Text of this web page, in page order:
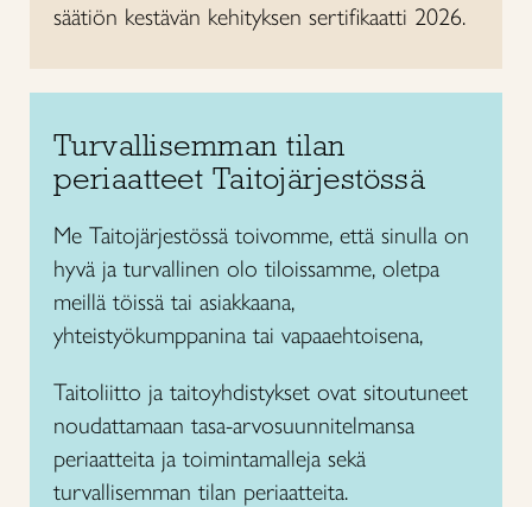
säätiön kestävän kehityksen sertifikaatti 2026.
Turvallisemman tilan
periaatteet Taitojärjestössä
Me Taitojärjestössä toivomme, että sinulla on
hyvä ja turvallinen olo tiloissamme, oletpa
meillä töissä tai asiakkaana,
yhteistyökumppanina tai vapaaehtoisena,
Taitoliitto ja taitoyhdistykset ovat sitoutuneet
noudattamaan tasa-arvosuunnitelmansa
periaatteita ja toimintamalleja sekä
turvallisemman tilan periaatteita.